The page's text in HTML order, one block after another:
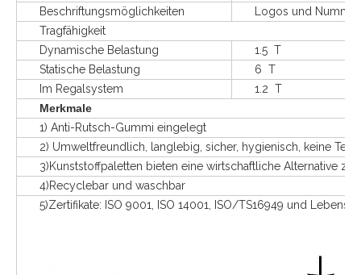
Beschriftungsmöglichkeiten
Logos und
Tragfähigkeit
Dynamische Belastung
1.5 T
Statische Belastung
6 T
Im Regalsystem
1.2 T
Merkmale
1) Anti-Rutsch-Gummi eingelegt
2) Umweltfreundlich, langlebig, sicher, hygienisch, keine
3)Kunststoffpaletten bieten eine wirtschaftliche Alternative zu
4)Recyclebar und waschbar
5)Zertifikate: ISO 9001, ISO 14001, ISO/TS16949 und